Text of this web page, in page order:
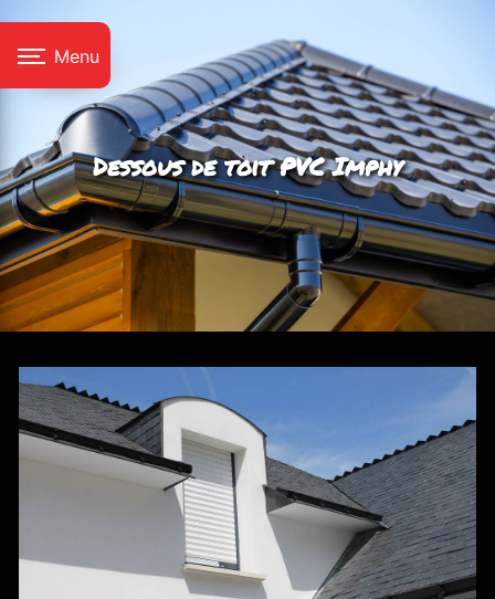
Menu
Dessous de toit PVC Imphy